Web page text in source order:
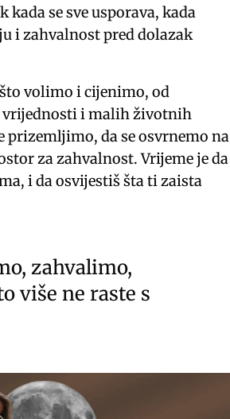
se sve usporava, kada
i zahvalnost pred dolazak
volimo i cijenimo, od
i malih životnih
prizemljimo, da se osvrnemo na
za zahvalnost. Vrijeme je da
i da osvijestiš šta ti zaista
zahvalimo,
više ne raste s